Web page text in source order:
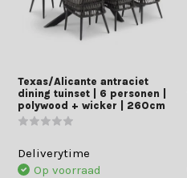
Texas/Alicante antraciet
dining tuinset | 6 personen |
polywood + wicker | 260cm
Deliverytime
Op voorraad